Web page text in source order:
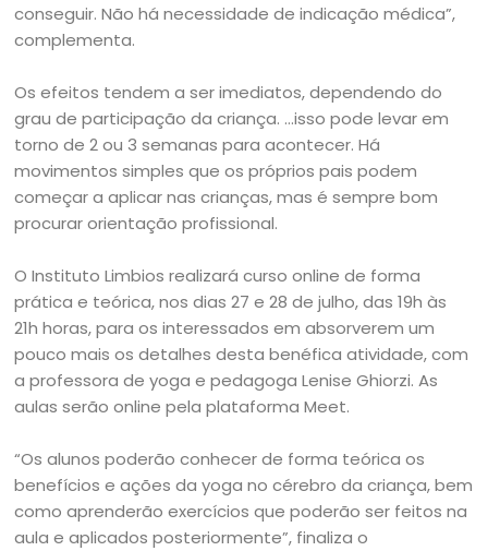
conseguir. Não há necessidade de indicação médica”,
complementa.
Os efeitos tendem a ser imediatos, dependendo do
grau de participação da criança. …isso pode levar em
torno de 2 ou 3 semanas para acontecer. Há
movimentos simples que os próprios pais podem
começar a aplicar nas crianças, mas é sempre bom
procurar orientação profissional.
O Instituto Limbios realizará curso online de forma
prática e teórica, nos dias 27 e 28 de julho, das 19h às
21h horas, para os interessados em absorverem um
pouco mais os detalhes desta benéfica atividade, com
a professora de yoga e pedagoga Lenise Ghiorzi. As
aulas serão online pela plataforma Meet.
“Os alunos poderão conhecer de forma teórica os
benefícios e ações da yoga no cérebro da criança, bem
como aprenderão exercícios que poderão ser feitos na
aula e aplicados posteriormente”, finaliza o